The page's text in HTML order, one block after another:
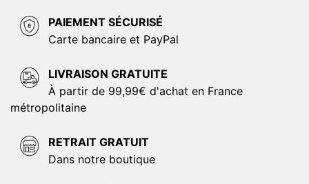
PAIEMENT SÉCURISÉ
Carte bancaire et PayPal
LIVRAISON GRATUITE
À partir de 99,99€ d'achat en France
métropolitaine
RETRAIT GRATUIT
Dans notre boutique